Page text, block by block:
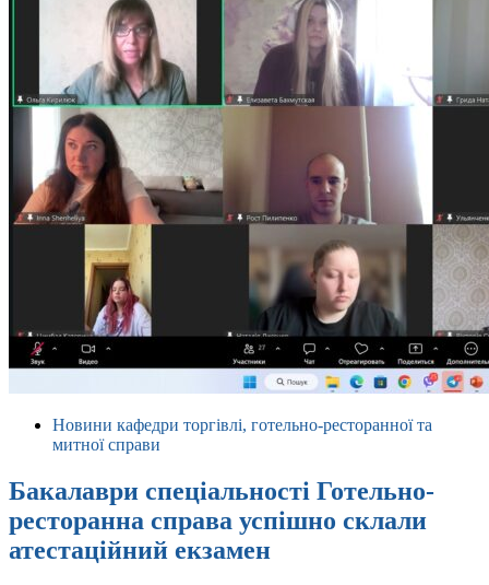
Новини кафедри торгівлі, готельно-ресторанної та
митної справи
Бакалаври спеціальності Готельно-
ресторанна справа успішно склали
атестаційний екзамен